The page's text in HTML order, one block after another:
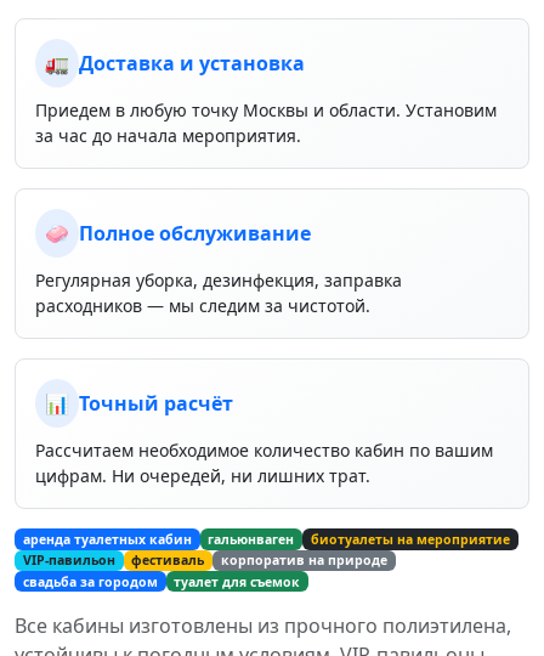
🚛 Доставка и установка
Приедем в любую точку Москвы и области. Установим
за час до начала мероприятия.
🧼 Полное обслуживание
Регулярная уборка, дезинфекция, заправка
расходников — мы следим за чистотой.
📊 Точный расчёт
Рассчитаем необходимое количество кабин по вашим
цифрам. Ни очередей, ни лишних трат.
аренда туалетных кабин гальюнваген
биотуалеты на мероприятие
VIP-павильон
фестиваль
корпоратив на природе
свадьба за городом
туалет для съемок
Все кабины изготовлены из прочного полиэтилена,